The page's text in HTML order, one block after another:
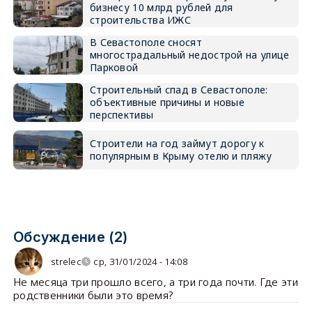
бизнесу 10 млрд рублей для
строительства ИЖС
В Севастополе сносят
многострадальный недострой на улице
Парковой
Строительный спад в Севастополе:
объективные причины и новые
перспективы
Строители на год займут дорогу к
популярным в Крыму отелю и пляжу
Обсуждение (2)
strelec ср, 31/01/2024 - 14:08
Не месяца три прошло всего, а три года почти. Где эти
родственники были это время?